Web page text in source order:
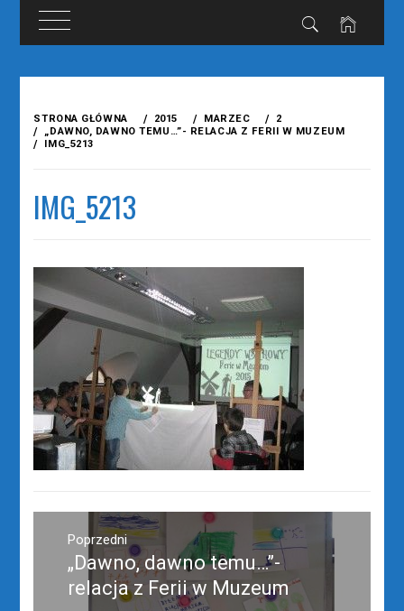
treści
STRONA GŁÓWNA 2015 MARZEC
2
„DAWNO, DAWNO TEMU…”- RELACJA Z FERII W MUZEUM
IMG_5213
IMG_5213
Nawigacja
wpisuPoprzedni
Poprzedni
wpis:
„Dawno, dawno temu…”-
relacja z Ferii w Muzeum